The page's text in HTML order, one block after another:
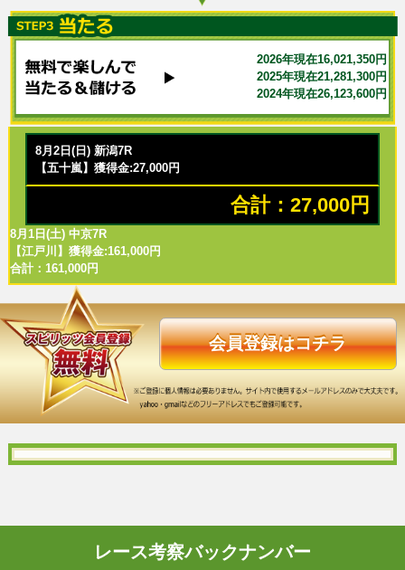
2026年現在16,021,350円
2025年現在21,281,300円
2024年現在26,123,600円
8月2日(日) 新潟7R
【五十嵐】獲得金:27,000円
合計：27,000円
8月1日(土) 中京7R
【江戸川】獲得金:161,000円
合計：161,000円
会員登録はコチラ
レース考察バックナンバー